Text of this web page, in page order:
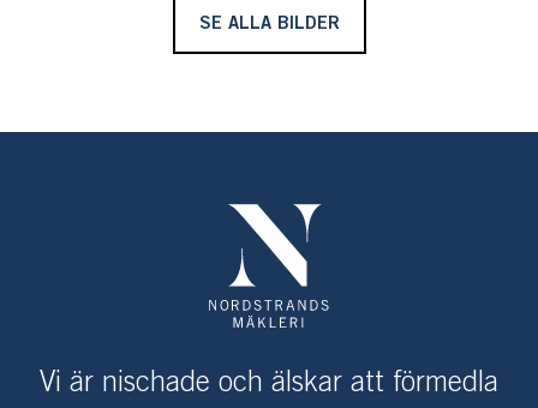
SE ALLA BILDER
Vi är nischade och älskar att förmedla